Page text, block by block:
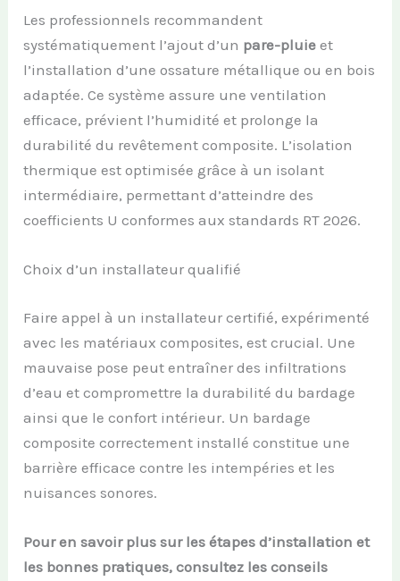
Les professionnels recommandent
systématiquement l’ajout d’un pare-pluie et
l’installation d’une ossature métallique ou en bois
adaptée. Ce système assure une ventilation
efficace, prévient l’humidité et prolonge la
durabilité du revêtement composite. L’isolation
thermique est optimisée grâce à un isolant
intermédiaire, permettant d’atteindre des
coefficients U conformes aux standards RT 2026.
Choix d’un installateur qualifié
Faire appel à un installateur certifié, expérimenté
avec les matériaux composites, est crucial. Une
mauvaise pose peut entraîner des infiltrations
d’eau et compromettre la durabilité du bardage
ainsi que le confort intérieur. Un bardage
composite correctement installé constitue une
barrière efficace contre les intempéries et les
nuisances sonores.
Pour en savoir plus sur les étapes d’installation et
les bonnes pratiques, consultez les conseils